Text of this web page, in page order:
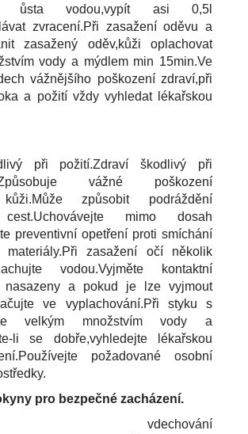
ůsta vodou,vypít asi 0,5l
zvracení.Při zasažení oděvu a
zasažený oděv,kůži oplachovat
vody a mýdlem min 15min.Ve
vážnějšího poškození zdraví,při
a požití vždy vyhledat lékařskou
při požití.Zdraví škodlivý při
vážné poškození
způsobit podráždění
mimo dosah
preventivní opetření proti smíchání
materiály.Při zasažení očí několik
vodou.Vyjměte kontaktní
nasazeny a pokud je lze vyjmout
ve vyplachování.Při styku s
velkým množstvím vody a
li se dobře,vyhledejte lékařskou
požadované osobní
pro bezpečné zacházení.
vdechování